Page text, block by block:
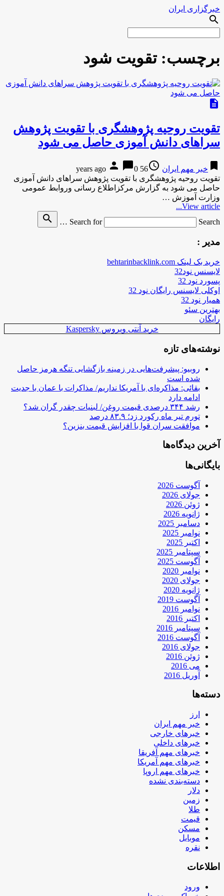
خبرگزاری ایران
search
برچسب:تقویت شود
description
تقویت روحیه پژوهشگری با تقویت پژوهش
سراهای دانش آموزی حاصل می شود
bookmark خبر مهم ایران access_time
56 years ago
person chat_bubble0
تقویت روحیه پژوهشگری با تقویت پژوهش سراهای دانش آموزی
حاصل می شود به گزارش مركزاطلاع رسانی وروابط عمومی
وزارت آموزش …
View article...
Search for
Search …
search
مدیر :
خرید بک لینک behtarinbacklink.com
لایسنس نود32
پسورد نود 32
اوکلی لایسنس رایگان نود 32
همیار نود 32
بهترین سئو
رایگان
خرید آنتی ویروس Kaspersky
نوشته‌های تازه
روبیو: پیشرفت‌هایی در زمینه بازگشایی تنگه هرمز حاصل
شده است
بقائی: مذاکره‌ای با آمریکا نداریم/ مذاکرات با عمان با جدیت
ادامه دارد
رشد ۳۴۴ درصدی قیمت روغن/ لبنیات چقدر گران شد؟
تورم تیر ماه رکورد زد؛ ۸۳.۹ درصد
موافقت سران قوا با افزایش قیمت بنزین؟
آخرین دیدگاه‌ها
بایگانی‌ها
آگوست 2026
جولای 2026
ژوئن 2026
ژانویه 2026
دسامبر 2025
نوامبر 2025
اکتبر 2025
سپتامبر 2025
آگوست 2025
نوامبر 2020
جولای 2020
ژانویه 2020
آگوست 2019
نوامبر 2016
اکتبر 2016
سپتامبر 2016
آگوست 2016
جولای 2016
ژوئن 2016
می 2016
آوریل 2016
دسته‌ها
ارز
خبر مهم ایران
خبرهای خارجی
خبرهای داخلی
خبرهای مهم آفریقا
خبرهای مهم آمریکا
خبرهای مهم اروپا
دسته‌بندی نشده
دلار
زمین
طلا
قیمت
مسکن
موبایل
نقره
اطلاعات
ورود